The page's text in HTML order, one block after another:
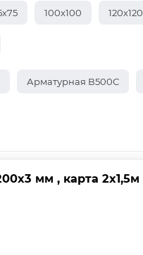
100х100 120х120
Арматурная В500С
мм , карта 2х1,5м